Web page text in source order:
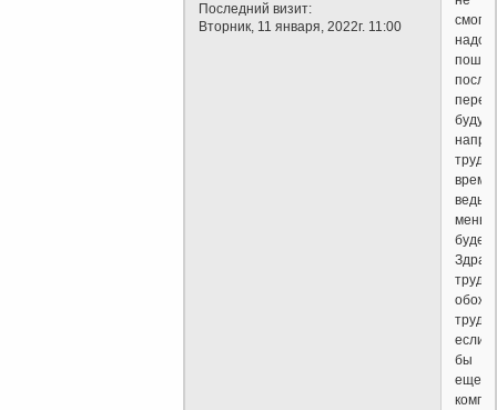
Последний визит:
Вторник, 11 января, 2022г. 11:00
смог
надо
перед
ведь
будет
труд
труд
если
бы
еще
комп